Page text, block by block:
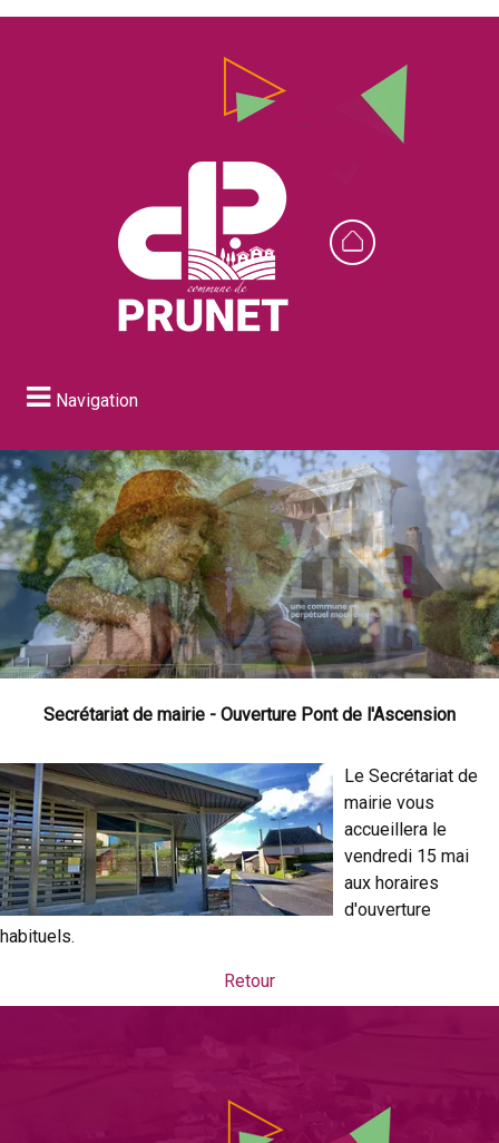
Navigation
Secrétariat de mairie - Ouverture Pont de l'Ascension
Le Secrétariat de
mairie vous
accueillera le
vendredi 15 mai
aux horaires
d'ouverture
habituels.
Retour